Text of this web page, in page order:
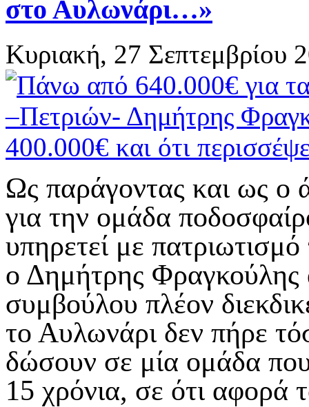
στο Αυλωνάρι…»
Κυριακή, 27 Σεπτεμβρίου
Ως παράγοντας και ως ο
για την ομάδα
υπηρετεί με
ο Δημήτρης Φραγκούλης
συμβούλου πλέον
το Αυλωνάρι δεν πήρε
δώσουν σε μία ομάδα
15 χρόνια, σε ότι αφορά